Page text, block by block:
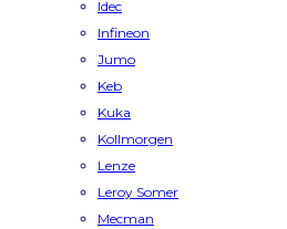
Idec
Infineon
Jumo
Keb
Kuka
Kollmorgen
Lenze
Leroy Somer
Mecman